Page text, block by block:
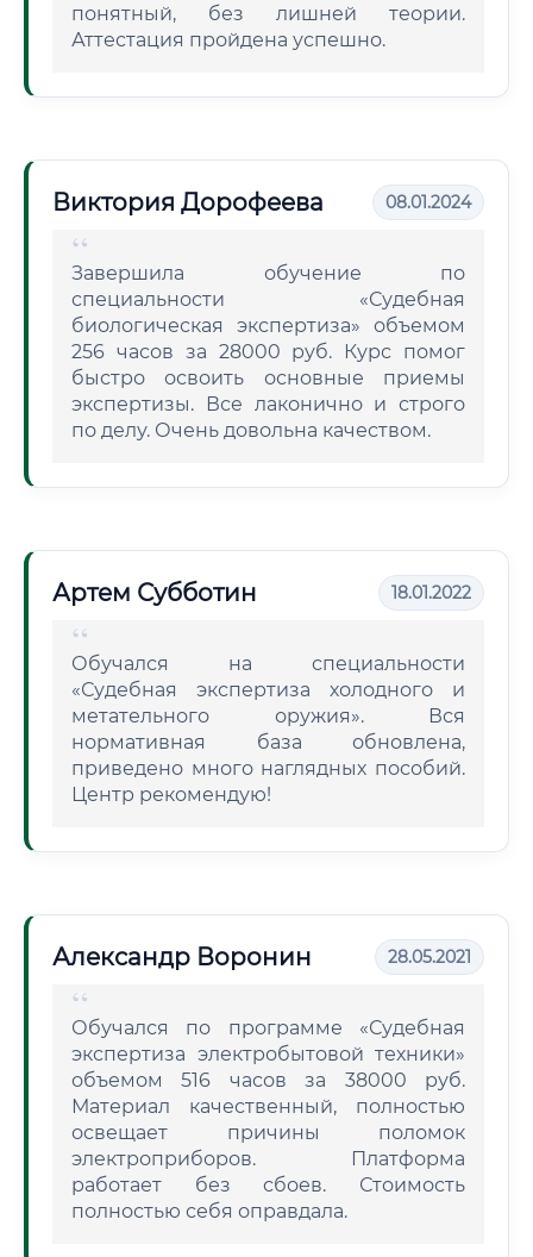
понятный, без лишней теории.
Аттестация пройдена успешно.
Виктория Дорофеева 08.01.2024
Завершила обучение по
специальности «Судебная
биологическая экспертиза» объемом
256 часов за 28000 руб. Курс помог
быстро освоить основные приемы
экспертизы. Все лаконично и строго
по делу. Очень довольна качеством.
Артем Субботин 18.01.2022
Обучался на специальности
«Судебная экспертиза холодного и
метательного оружия». Вся
нормативная база обновлена,
приведено много наглядных пособий.
Центр рекомендую!
Александр Воронин 28.05.2021
Обучался по программе «Судебная
экспертиза электробытовой техники»
объемом 516 часов за 38000 руб.
Материал качественный, полностью
освещает причины поломок
электроприборов. Платформа
работает без сбоев. Стоимость
полностью себя оправдала.